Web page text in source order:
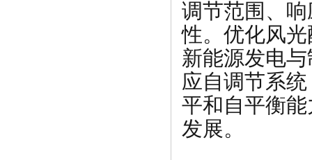
调节范围、
性。优化风
新能源发电
应自调节系
平和自平衡
发展。